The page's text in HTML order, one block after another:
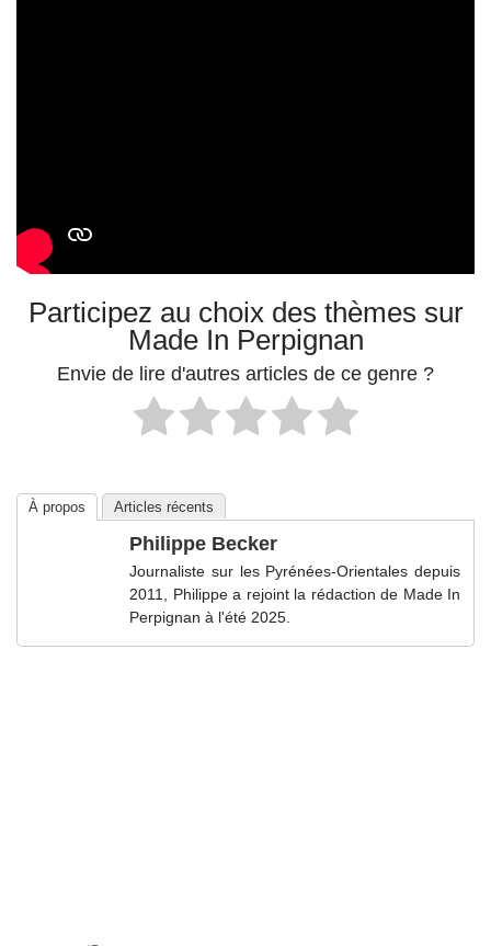
Participez au choix des thèmes sur
Made In Perpignan
Envie de lire d'autres articles de ce genre ?
À propos Articles récents
Philippe Becker
Journaliste sur les Pyrénées-Orientales depuis
2011, Philippe a rejoint la rédaction de Made In
Perpignan à l'été 2025.